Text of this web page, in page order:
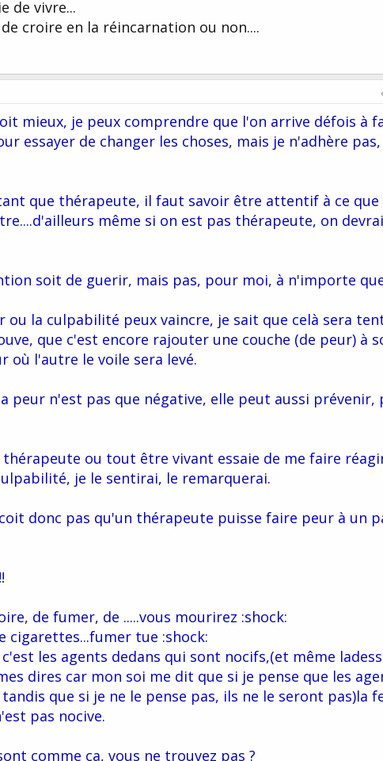
de vivre...
croire en la réincarnation ou non....
mieux, je peux comprendre que l'on arrive défois à
essayer de changer les choses, mais je n'adhère
que thérapeute, il faut savoir être attentif à ce que
même si on est pas thérapeute, on
soit de guerir, mais pas, pour moi, à n'importe
ou la culpabilité peux vaincre, je sait que celà sera
que c'est encore rajouter une couche (de peur) à
où l'autre le voile sera levé.
peur n'est pas que négative, elle peut aussi prévenir,
thérapeute ou tout être vivant essaie de me faire
je le sentirai, le remarquerai.
donc pas qu'un thérapeute puisse faire peur à un
de fumer, de .....vous mourirez :shock:
cigarettes...fumer tue :shock:
les agents dedans qui sont nocifs,(et même
dires car mon soi me dit que si je pense que les
que si je ne le pense pas, ils ne le seront pas)la
pas nocive.
comme ça, vous ne trouvez pas ?